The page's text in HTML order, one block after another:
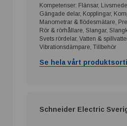
Kompetenser: Flänsar,
Gängade delar, Kopplingar,
Manometrar & flödesmätare,
Rör & rörhållare, Slangar,
Svets rördelar, Vatten &
Vibrationsdämpare, Tillbehör
Se hela vårt
Schneider Electric